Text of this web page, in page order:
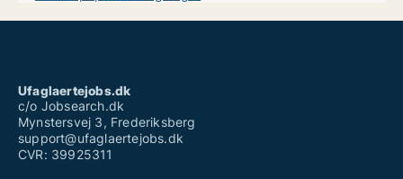
Ufaglært job hillerød
Ufaglært job ringsted
Ufaglært pædagog løn
Vikarbureau ufaglært aalborg
Ufaglaertejobs.dk
c/o Jobsearch.dk
Mynstersvej 3, Frederiksberg
support@ufaglaertejobs.dk
CVR: 39925311